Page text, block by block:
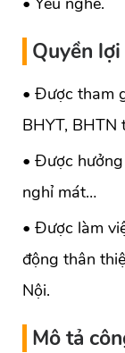
Quyền lợi
• Được tham
BHYT, BHTN
• Được
nghỉ mát…
• Được làm
động thân
Nội.
Mô tả